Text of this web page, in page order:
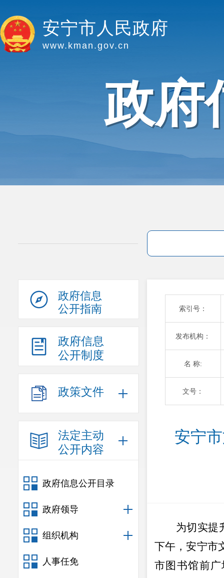
安宁市人民政府
www.kman.gov.cn
政府
政府信息
公开指南
政府信息
公开制度
政策文件
法定主动
公开内容
政府信息公开目录
政府领导
组织机构
人事任免
索引号：
发布机构：
名 称:
文号：
安宁
为切实提
下午，安宁市
市图书馆前